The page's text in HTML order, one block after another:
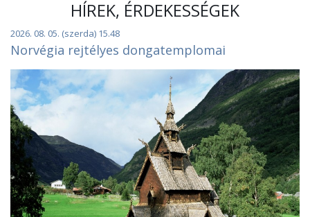
HÍREK, ÉRDEKESSÉGEK
2026. 08. 05. (szerda) 15.48
Norvégia rejtélyes dongatemplomai